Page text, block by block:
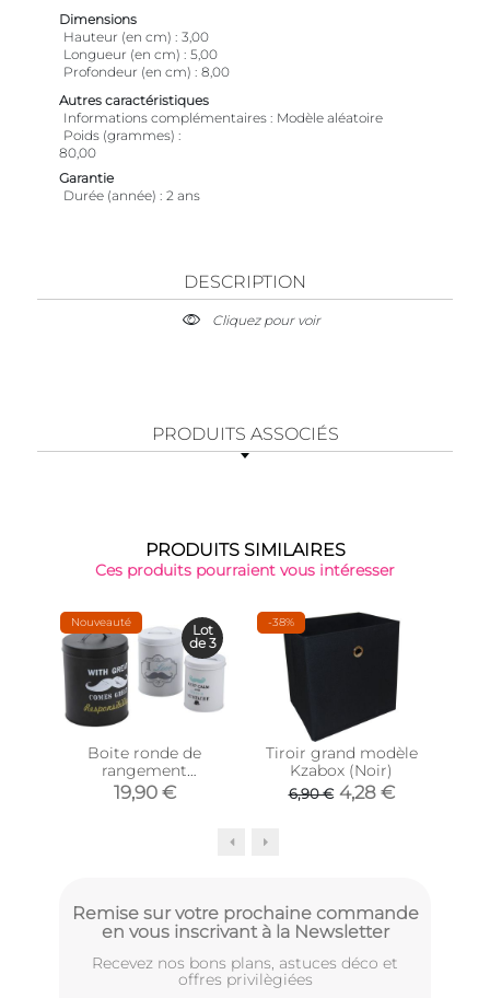
Dimensions
Hauteur (en cm)
3,00
Longueur (en cm)
5,00
Profondeur (en cm)
8,00
Autres caractéristiques
Informations complémentaires
Modèle aléatoire
Poids (grammes)
80,00
Garantie
Durée (année)
2 ans
DESCRIPTION
Cliquez pour voir
PRODUITS ASSOCIÉS
PRODUITS SIMILAIRES
Ces produits pourraient vous intéresser
Nouveauté
Boite ronde de
rangement
Moustache (Lot de 3)
19,90 €
Lot
de 3
-38%
Tiroir grand modèle
Kzabox (Noir)
6,90 € 4,28 €
Remise sur votre prochaine commande
en vous inscrivant à la Newsletter
Recevez nos bons plans, astuces déco et
offres privilègiées